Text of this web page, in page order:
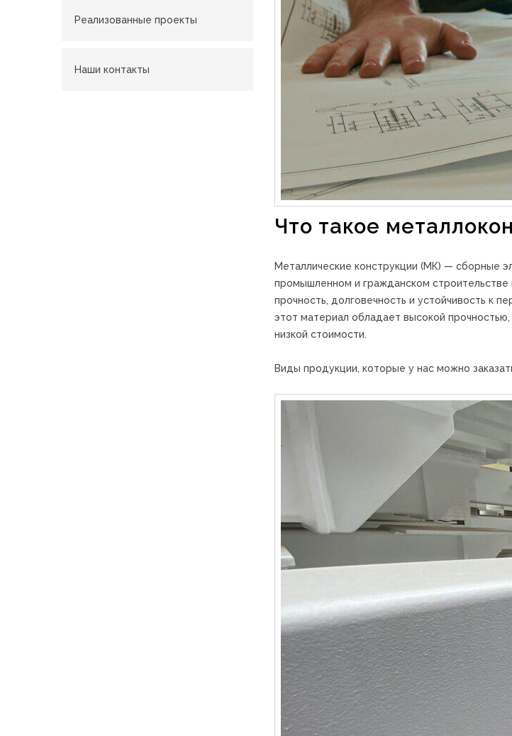
Реализованные проекты
Наши контакты
Что такое
Металлические конструкции (МК) — сборные
промышленном и гражданском строительстве
прочность, долговечность и устойчивость к
этот материал обладает высокой
низкой стоимости.
Виды продукции, которые у нас можно